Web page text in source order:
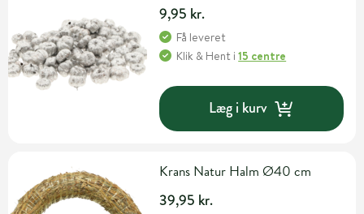
9,95 kr.
Få leveret
Klik & Hent i15 centre
Læg i kurv
Krans Natur Halm Ø40 cm
39,95 kr.